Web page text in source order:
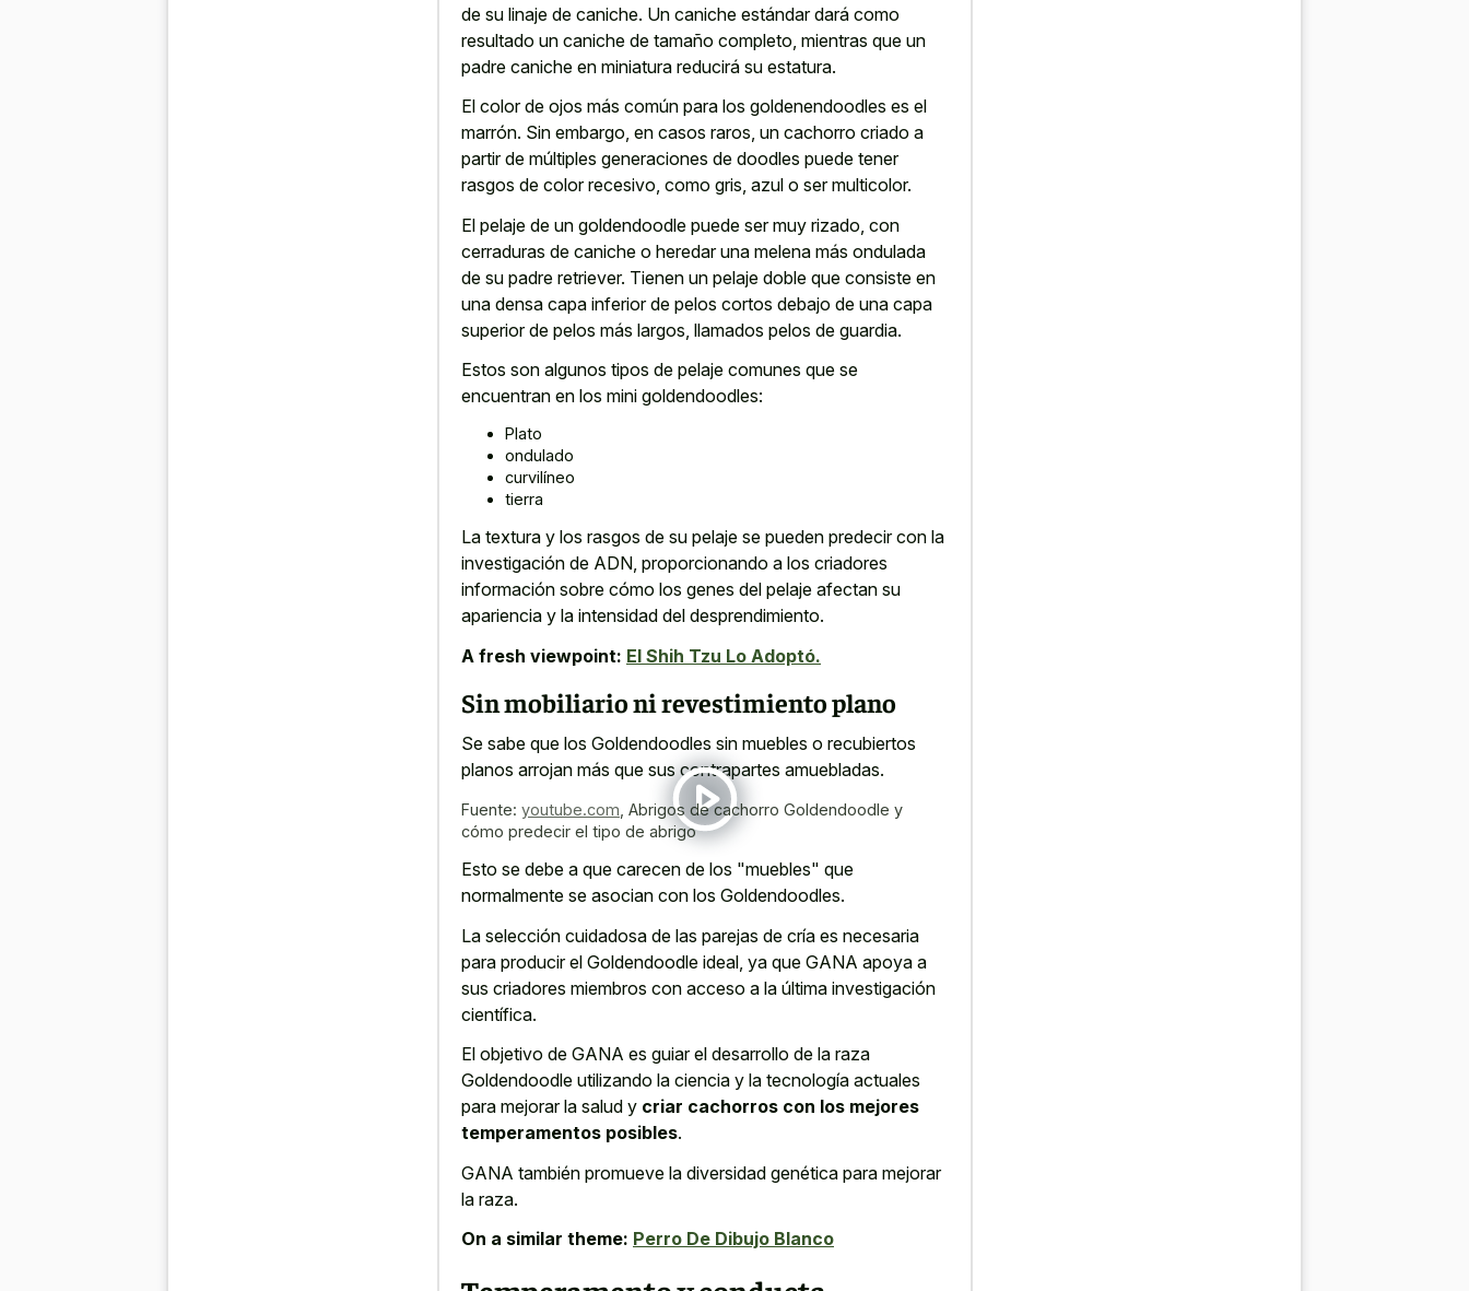
de su linaje de caniche. Un caniche estándar dará como
resultado un caniche de tamaño completo, mientras que un
padre caniche en miniatura reducirá su estatura.
El color de ojos más común para los goldenendoodles es el
marrón. Sin embargo, en casos raros, un cachorro criado a
partir de múltiples generaciones de doodles puede tener
rasgos de color recesivo, como gris, azul o ser multicolor.
El pelaje de un goldendoodle puede ser muy rizado, con
cerraduras de caniche o heredar una melena más ondulada
de su padre retriever. Tienen un pelaje doble que consiste en
una densa capa inferior de pelos cortos debajo de una capa
superior de pelos más largos, llamados pelos de guardia.
Estos son algunos tipos de pelaje comunes que se
encuentran en los mini goldendoodles:
Plato
ondulado
curvilíneo
tierra
La textura y los rasgos de su pelaje se pueden predecir con la
investigación de ADN, proporcionando a los criadores
información sobre cómo los genes del pelaje afectan su
apariencia y la intensidad del desprendimiento.
A fresh viewpoint: El Shih Tzu Lo Adoptó.
Sin mobiliario ni revestimiento plano
Se sabe que los Goldendoodles sin muebles o recubiertos
planos arrojan más que sus contrapartes amuebladas.
Fuente: youtube.com Abrigos de cachorro Goldendoodle y
cómo predecir el tipo de abrigo
Esto se debe a que carecen de los "muebles" que
normalmente se asocian con los Goldendoodles.
La selección cuidadosa de las parejas de cría es necesaria
para producir el Goldendoodle ideal, ya que GANA apoya a
sus criadores miembros con acceso a la última investigación
científica.
El objetivo de GANA es guiar el desarrollo de la raza
Goldendoodle utilizando la ciencia y la tecnología actuales
para mejorar la salud y criar cachorros con los mejores
temperamentos posibles.
GANA también promueve la diversidad genética para mejorar
la raza.
On a similar theme: Perro De Dibujo Blanco